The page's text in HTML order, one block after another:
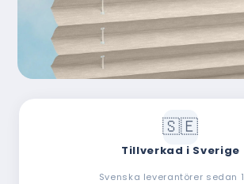
Tillverkad i Sverige
Svenska leverantörer sedan